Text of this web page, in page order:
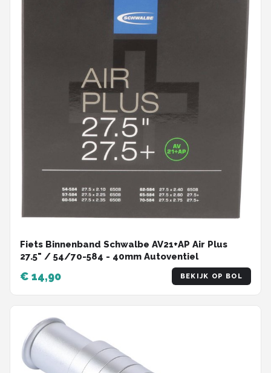
Fiets Binnenband Schwalbe AV21+AP Air Plus
27.5" / 54/70-584 - 40mm Autoventiel
€ 14,90 BEKIJK OP BOL